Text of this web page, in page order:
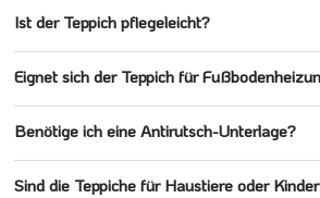
Ist der Teppich pflegeleicht?
Eignet sich der Teppich für
Benötige ich eine Antirutsch-Unterlage?
Sind die Teppiche für Haustiere oder